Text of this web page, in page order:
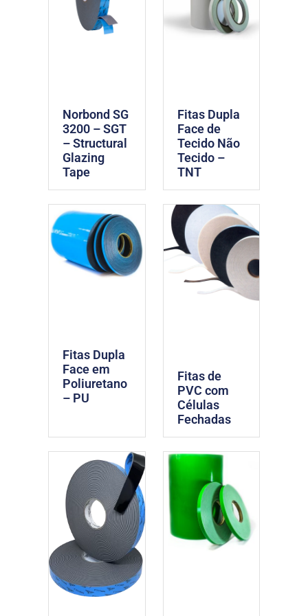
Norbond SG
3200 – SGT
– Structural
Glazing
Tape
Fitas Dupla
Face de
Tecido Não
Tecido –
TNT
Fitas Dupla
Face em
Poliuretano
– PU
Fitas de
PVC com
Células
Fechadas